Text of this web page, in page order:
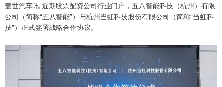
盖世汽车讯 近期股票配资公司行业门户，五八智能科技（杭州）有限
公司（简称“五八智能”）与杭州当虹科技股份有限公司（简称“当虹科
技”）正式签署战略合作协议。